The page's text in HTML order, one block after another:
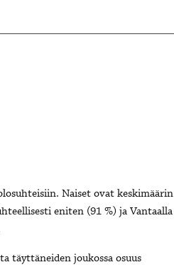
Naiset ovat keskimäärin
eniten (91 %) ja Vantaalla
täyttäneiden joukossa osuus